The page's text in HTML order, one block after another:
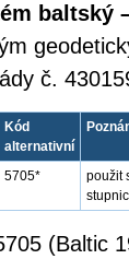
baltský
č.
Kód
alternativní
5705*
použit
(Baltic